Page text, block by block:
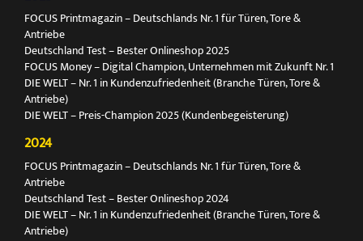
FOCUS Printmagazin – Deutschlands Nr. 1 für Türen, Tore &
Antriebe
Deutschland Test – Bester Onlineshop 2025
FOCUS Money – Digital Champion, Unternehmen mit Zukunft Nr. 1
DIE WELT – Nr. 1 in Kundenzufriedenheit (Branche Türen, Tore &
Antriebe)
DIE WELT – Preis-Champion 2025 (Kundenbegeisterung)
2024
FOCUS Printmagazin – Deutschlands Nr. 1 für Türen, Tore &
Antriebe
Deutschland Test – Bester Onlineshop 2024
DIE WELT – Nr. 1 in Kundenzufriedenheit (Branche Türen, Tore &
Antriebe)